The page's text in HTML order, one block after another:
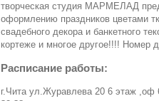
творческая студия МАРМЕЛАД
оформлению праздников цветами
свадебного декора и банкетного
кортеже и многое другое!!!! Номер
Расписание работы:
г.Чита ул.Журавлева 20 6 этаж ,оф